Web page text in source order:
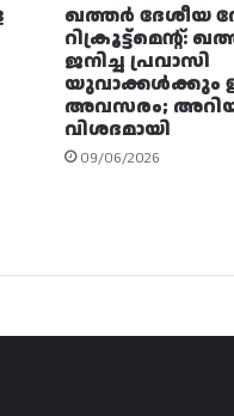
ഖത്തർ ദേശീയ
റിക്രൂട്ട്മെന്റ്:
ജനിച്ച പ്രവാസി
യുവാക്കൾക്കും
അവസരം;
വിശദമായി
09/06/2026